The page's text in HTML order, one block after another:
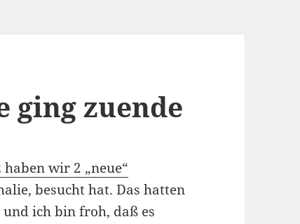
ging zuende
haben wir 2 „neue“
besucht hat. Das hatten
ich bin froh, daß es